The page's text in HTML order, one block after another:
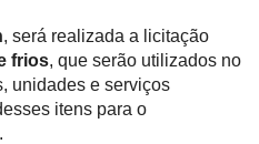
, será realizada a licitação
frios, que serão utilizados no
unidades e serviços
itens para o